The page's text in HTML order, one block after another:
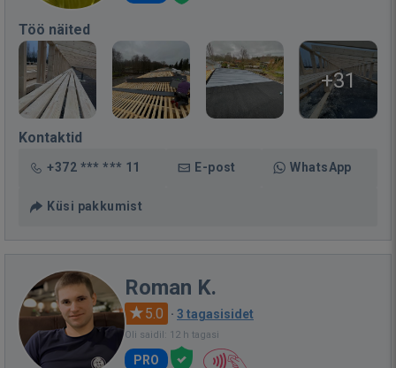
Töö näited
+31
Kontaktid
+372 *** *** 11 E-post WhatsApp
Küsi pakkumist
Roman K.
5.0 · 3 tagasisidet
Oli saidil: 12 h tagasi
PRO